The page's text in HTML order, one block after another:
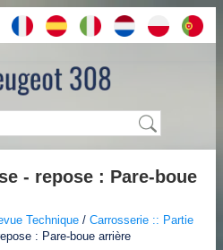
- repose : Pare-boue
Technique / Carrosserie :: Partie
: Pare-boue arrière